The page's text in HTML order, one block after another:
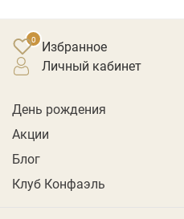
Избранное
личный кабинет
День рождения
Акции
Блог
Клуб Конфаэль